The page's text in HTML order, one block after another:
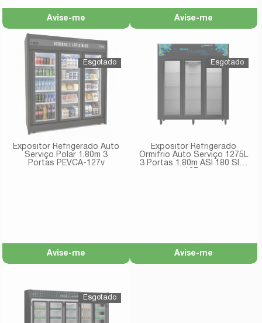
Avise-me Avise-me
Expositor Refrigerado Auto
Serviço Polar 1.80m 3
Portas PEVCA-127v
Avise-me
Expositor Refrigerado
Ormifrio Auto Serviço 1275L
3 Portas 1,80m ASI 180 Slim
Avise-me